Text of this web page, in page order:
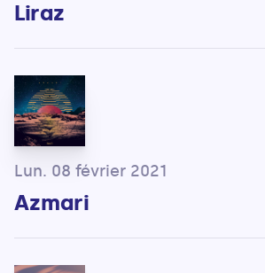
Liraz
Lun. 08 février 2021
Azmari